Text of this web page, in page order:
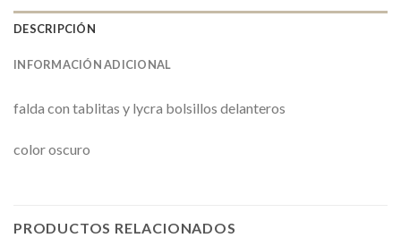
DESCRIPCIÓN
INFORMACIÓN ADICIONAL
falda con tablitas y lycra bolsillos delanteros
color oscuro
PRODUCTOS RELACIONADOS